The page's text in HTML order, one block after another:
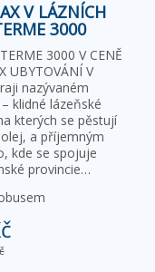
V LÁZNÍCH
3000
3000 V CENĚ
UBYTOVÁNÍ V
nazývaném
klidné lázeňské
kterých se pěstují
a příjemným
kde se spojuje
provincie…